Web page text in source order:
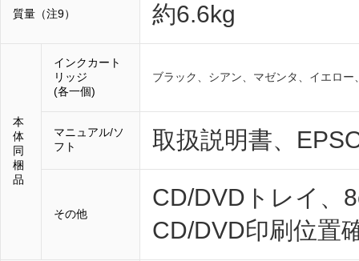
質量（注9） 約6.6kg
本
体
同
梱
品
インクカート
リッジ
(各一個)
ブラック、シアン、マゼンタ、イエロ
マニュアル/ソ
フト
取扱説明書、
その他
CD/DVDトレイ、
CD/DVD印刷位置